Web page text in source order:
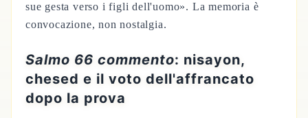
sue gesta verso i figli dell'uomo». La memoria è
convocazione, non nostalgia.
Salmo 66 commento: nisayon,
chesed e il voto dell'affrancato
dopo la prova